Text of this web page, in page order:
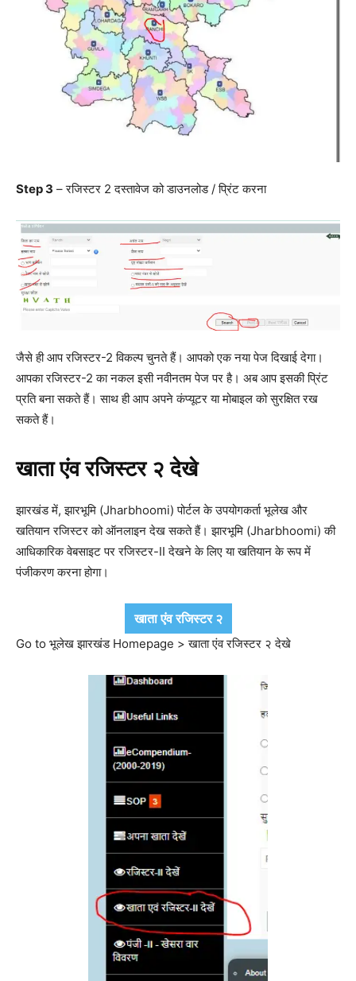
Step 3 – रजिस्टर 2 दस्तावेज को डाउनलोड / प्रिंट करना
जैसे ही आप रजिस्टर-2 विकल्प चुनते हैं। आपको एक नया पेज दिखाई देगा।
आपका रजिस्टर-2 का नकल इसी नवीनतम पेज पर है। अब आप इसकी प्रिंट
प्रति बना सकते हैं। साथ ही आप अपने कंप्यूटर या मोबाइल को सुरक्षित रख
सकते हैं।
खाता एंव रजिस्टर २ देखे
झारखंड में, झारभूमि (Jharbhoomi) पोर्टल के उपयोगकर्ता भूलेख और
खतियान रजिस्टर को ऑनलाइन देख सकते हैं। झारभूमि (Jharbhoomi) की
आधिकारिक वेबसाइट पर रजिस्टर-II देखने के लिए या खतियान के रूप में
पंजीकरण करना होगा।
खाता एंव रजिस्टर २
Go to भूलेख झारखंड Homepage > खाता एंव रजिस्टर २ देखे